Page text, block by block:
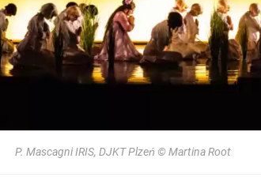
P. Mascagni IRIS, DJKT Plzeń © Martina Root